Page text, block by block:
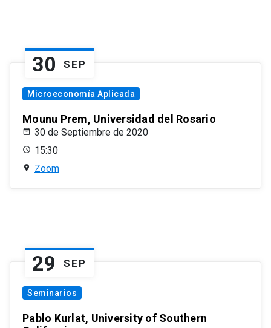
30 SEP
Microeconomía Aplicada
Mounu Prem, Universidad del Rosario
30 de Septiembre de 2020
15:30
Zoom
29 SEP
Seminarios
Pablo Kurlat, University of Southern